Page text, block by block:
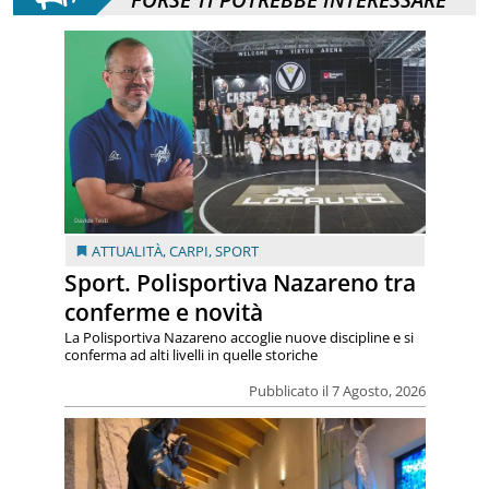
ATTUALITÀ,CARPI,SPORT
Sport. Polisportiva Nazareno tra
conferme e novità
Pubblicato il 7 Agosto, 2026
La Polisportiva Nazareno accoglie nuove discipline e si
conferma ad alti livelli in quelle storiche